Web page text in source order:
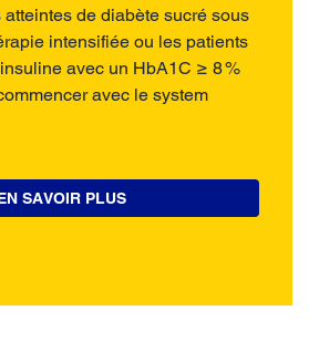
atteintes de diabète sucré sous
intensifiée ou les patients
avec un HbA1C ≥ 8 %
avec le system
SAVOIR PLUS